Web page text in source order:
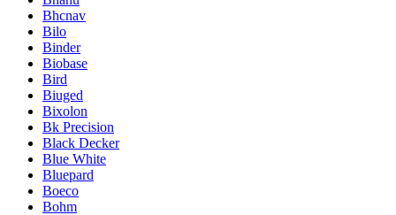
Bhcnav
Bilo
Binder
Biobase
Bird
Biuged
Bixolon
Bk Precision
Black Decker
Blue White
Bluepard
Boeco
Bohm